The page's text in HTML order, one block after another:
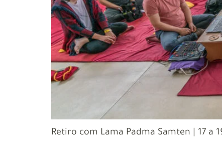
Retiro com Lama Padma Samten | 17 a